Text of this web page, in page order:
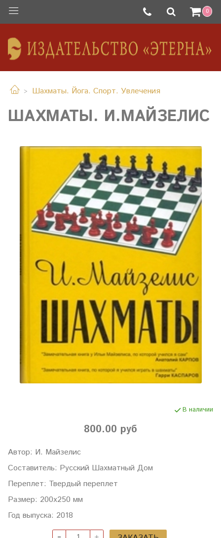
0
Шахматы. Йога. Спорт. Увлечения
ШАХМАТЫ. И.МАЙЗЕЛИС
В наличии
800.00 руб
Автор: И. Майзелис
Составитель: Русский Шахматный Дом
Переплет: Твердый переплет
Размер: 200х250 мм
Год выпуска: 2018